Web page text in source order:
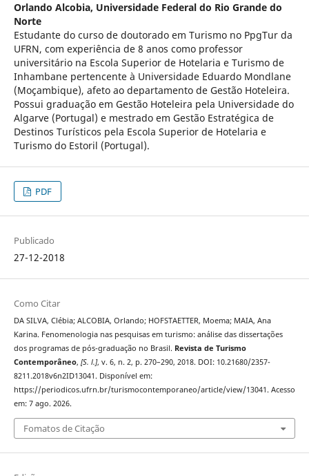
Orlando Alcobia, Universidade Federal do Rio Grande do
Norte
Estudante do curso de doutorado em Turismo no PpgTur da
UFRN, com experiência de 8 anos como professor
universitário na Escola Superior de Hotelaria e Turismo de
Inhambane pertencente à Universidade Eduardo Mondlane
(Moçambique), afeto ao departamento de Gestão Hoteleira.
Possui graduação em Gestão Hoteleira pela Universidade do
Algarve (Portugal) e mestrado em Gestão Estratégica de
Destinos Turísticos pela Escola Superior de Hotelaria e
Turismo do Estoril (Portugal).
PDF
Publicado
27-12-2018
Como Citar
DA SILVA, Clébia; ALCOBIA, Orlando; HOFSTAETTER, Moema; MAIA, Ana
Karina. Fenomenologia nas pesquisas em turismo: análise das dissertações
dos programas de pós-graduação no Brasil. Revista de Turismo
Contemporâneo, [S. l.], v. 6, n. 2, p. 270–290, 2018. DOI: 10.21680/2357-
8211.2018v6n2ID13041. Disponível em:
https://periodicos.ufrn.br/turismocontemporaneo/article/view/13041. Acesso
em: 7 ago. 2026.
Fomatos de Citação